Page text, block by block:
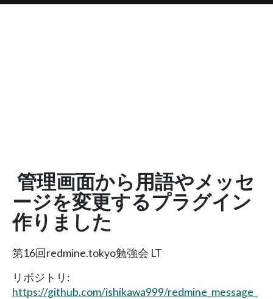
管理画面から用語やメッセ
ージを変更するプラグイン
作りました
第16回redmine.tokyo勉強会 LT
リポジトリ:
https://github.com/ishikawa999/redmine_message_